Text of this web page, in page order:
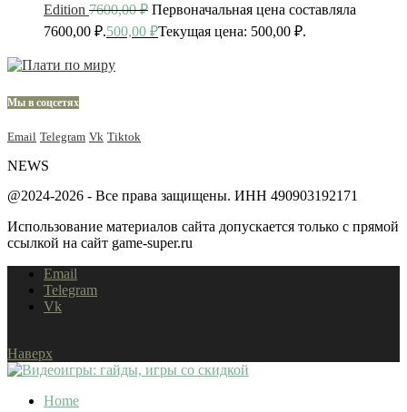
Edition 7600,00₽ Первоначальная цена составляла
7600,00 ₽.500,00 ₽Текущая цена: 500,00 ₽.
Мы в соцсетях
Email Telegram Vk Tiktok
NEWS
@2024-2026 - Все права защищены. ИНН 490903192171
Использование материалов сайта допускается только с прямой
ссылкой на сайт game-super.ru
Email
Telegram
Vk
Наверх
Home